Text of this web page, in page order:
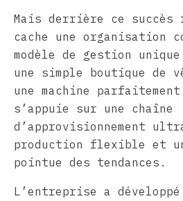
Mais derrière ce
cache une organisation
modèle de gestion
une simple boutique de
une machine
s’appuie sur une chaîne
d’approvisionnement
production flexible et
pointue des tendances.
L’entreprise a développé